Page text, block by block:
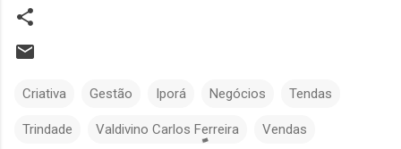
Criativa Gestão Iporá Negócios Tendas
Trindade Valdivino Carlos Ferreira Vendas